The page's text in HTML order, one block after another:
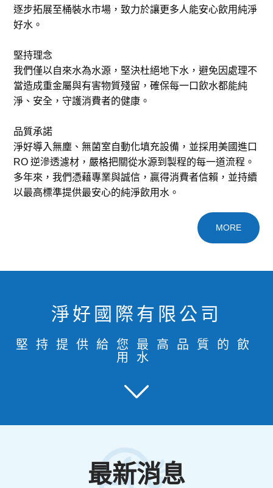
逐步拓展至桶裝水市場，致力於讓更多人能安心飲用純淨
好水。
堅持理念
我們僅以自來水為水源，堅決杜絕地下水，避免因處理不
當造成重金屬與有害物質殘留，確保每一口飲水都能純
淨、安全，守護消費者的健康。
品質承諾
淨好導入無塵、無菌室自動化填充設備，並採用美國進口
RO 逆滲透濾材，嚴格把關從水源到製程的每一道流程。
多年來，我們憑藉專業與誠信，贏得消費者信賴，並持續
以最高標準提供最安心的純淨飲用水。
MORE
淨好國際有限公司
堅持提供給您最高品質的飲
用水
最新消息